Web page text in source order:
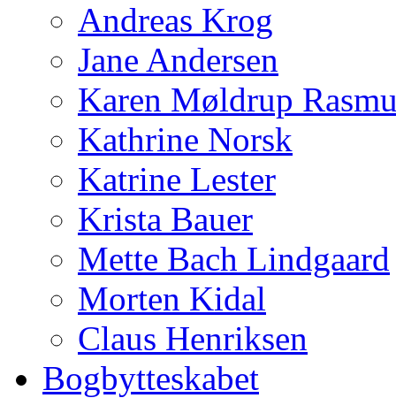
Andreas Krog
Jane Andersen
Karen Møldrup
Kathrine Norsk
Katrine Lester
Krista Bauer
Mette Bach Lindgaard
Morten Kidal
Claus Henriksen
Bogbytteskabet